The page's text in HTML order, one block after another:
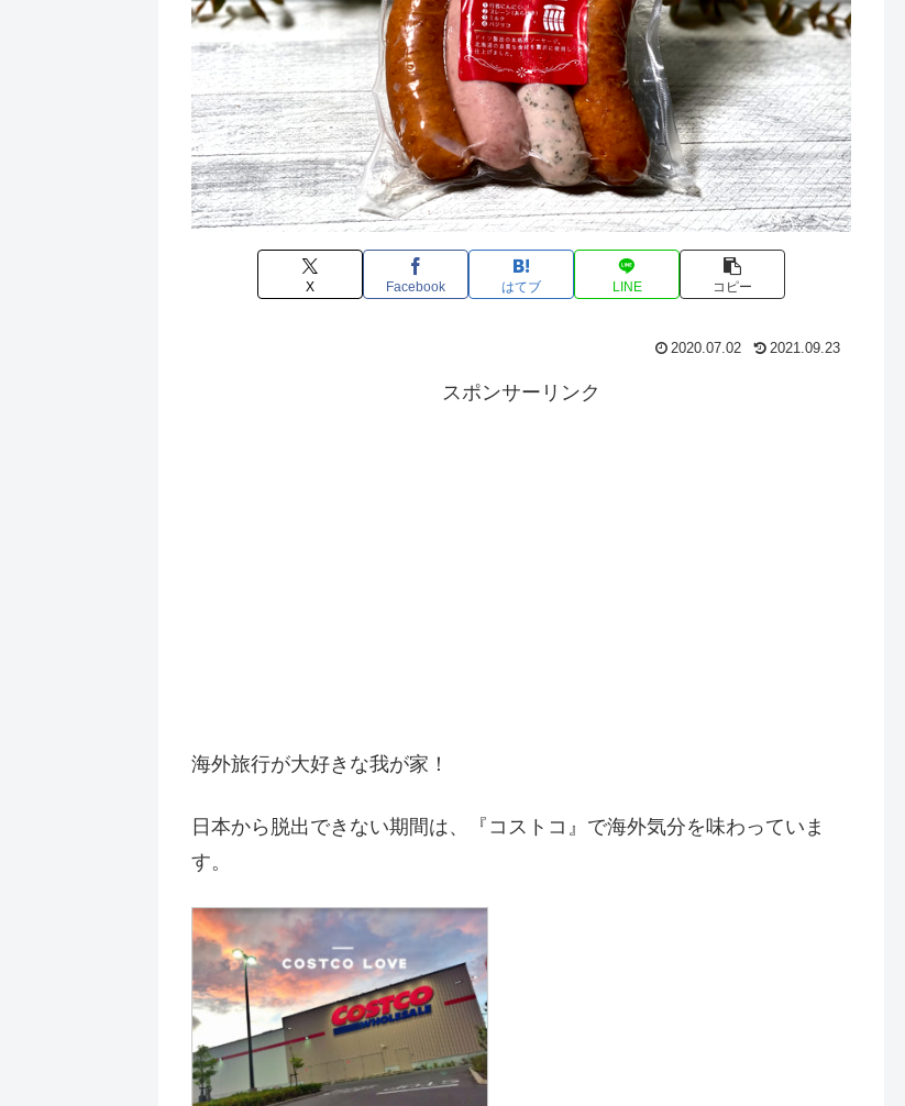
X Facebook はてブ LINE コピー
2020.07.02 2021.09.23
スポンサーリンク
海外旅行が大好きな我が家！
日本から脱出できない期間は、『コストコ』 で海外気分を味わっていま
す。